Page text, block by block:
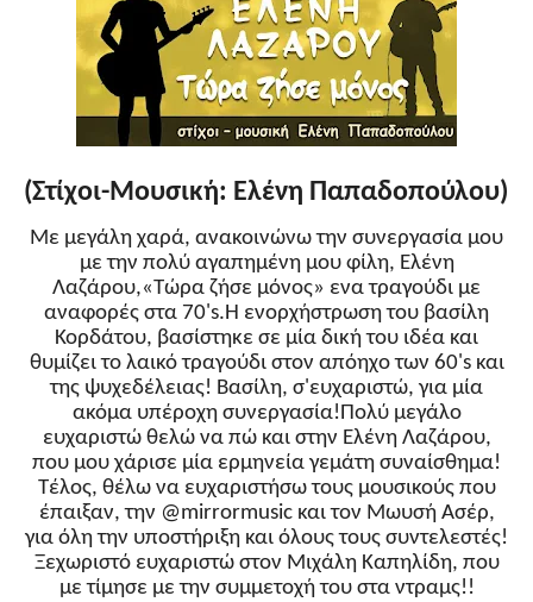
(Στίχοι-Μουσική: Ελένη Παπαδοπούλου)
Με μεγάλη χαρά, ανακοινώνω την συνεργασία μου
με την πολύ αγαπημένη μου φίλη, Ελένη
Λαζάρου,«Τώρα ζήσε μόνος» ενα τραγούδι με
αναφορές στα 70's.Η ενορχήστρωση του βασίλη
Κορδάτου, βασίστηκε σε μία δική του ιδέα και
θυμίζει το λαικό τραγούδι στον απόηχο των 60's και
της ψυχεδέλειας! Βασίλη, σ'ευχαριστώ, για μία
ακόμα υπέροχη συνεργασία!Πολύ μεγάλο
ευχαριστώ θελώ να πώ και στην Ελένη Λαζάρου,
που μου χάρισε μία ερμηνεία γεμάτη συναίσθημα!
Τέλος, θέλω να ευχαριστήσω τους μουσικούς που
έπαιξαν, την @mirrormusic και τον Μωυσή Ασέρ,
για όλη την υποστήριξη και όλους τους συντελεστές!
Ξεχωριστό ευχαριστώ στον Μιχάλη Καπηλίδη, που
με τίμησε με την συμμετοχή του στα ντραμς!!